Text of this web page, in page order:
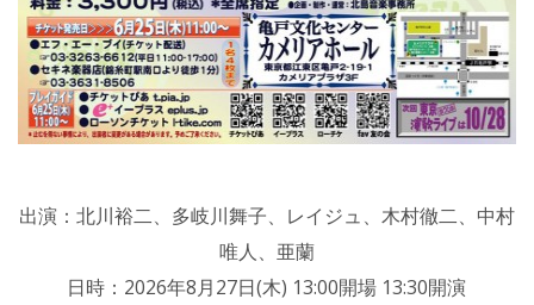
出演：北川裕二、多岐川舞子、レイジュ、木村徹二、中村
唯人、亜蘭
日時：2026年8月27日(木) 13:00開場 13:30開演